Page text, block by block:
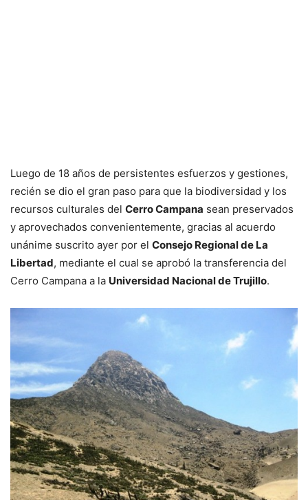
Luego de 18 años de persistentes esfuerzos y gestiones,
recién se dio el gran paso para que la biodiversidad y los
recursos culturales del Cerro Campana sean preservados
y aprovechados convenientemente, gracias al acuerdo
unánime suscrito ayer por el Consejo Regional de La
Libertad, mediante el cual se aprobó la transferencia del
Cerro Campana a la Universidad Nacional de Trujillo.